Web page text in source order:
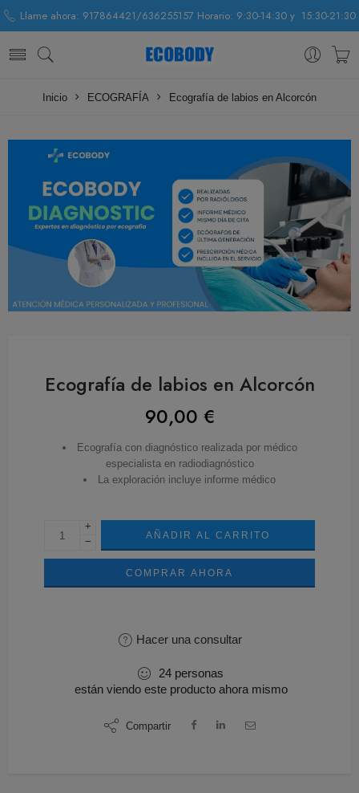
Llame ahora: 917864421/636255157 Horario: 9:30-14:30 y 15:30-21:30
Inicio ECOGRAFÍA Ecografía de labios en Alcorcón
Ecografía de labios en Alcorcón
90,00 €
Ecografía con diagnóstico realizada por médico
especialista en radiodiagnóstico
La exploración incluye informe médico
+
−
AÑADIR AL CARRITO
COMPRAR AHORA
Hacer una consultar
24 personas
están viendo este producto ahora mismo
Compartir